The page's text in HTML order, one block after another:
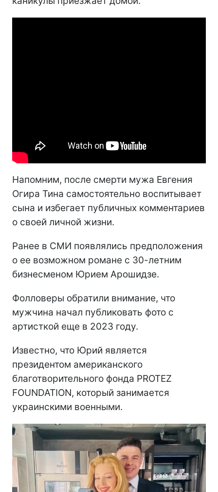
Напомним, после смерти мужа Евгения
Огира Тина самостоятельно воспитывает
сына и избегает публичных комментариев
о своей личной жизни.
Ранее в СМИ появлялись предположения
о ее возможном романе с 30-летним
бизнесменом Юрием Арошидзе.
Фолловеры обратили внимание, что
мужчина начал публиковать фото с
артисткой еще в 2023 году.
Известно, что Юрий является
президентом американского
благотворительного фонда PROTEZ
FOUNDATION, который занимается
украинскими военными.